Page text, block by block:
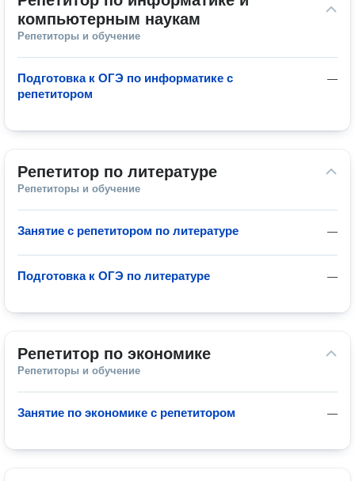
компьютерным наукам
Репетиторы и обучение
—
Подготовка к ОГЭ по информатике с
репетитором
Репетитор по литературе
Репетиторы и обучение
—
Занятие с репетитором по литературе
—
Подготовка к ОГЭ по литературе
Репетитор по экономике
Репетиторы и обучение
—
Занятие по экономике с репетитором